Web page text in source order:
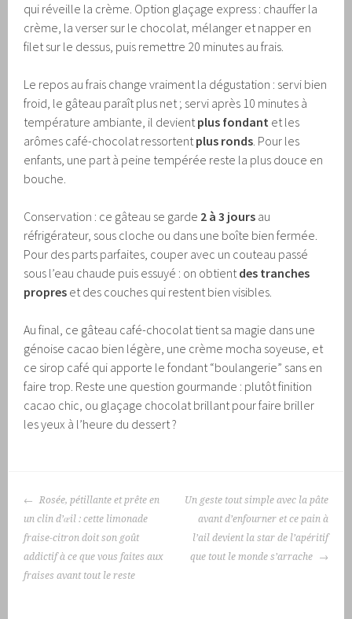
qui réveille la crème. Option glaçage express : chauffer la
crème, la verser sur le chocolat, mélanger et napper en
filet sur le dessus, puis remettre 20 minutes au frais.
Le repos au frais change vraiment la dégustation : servi bien
froid, le gâteau paraît plus net ; servi après 10 minutes à
température ambiante, il devient plus fondant et les
arômes café-chocolat ressortent plus ronds . Pour les
enfants, une part à peine tempérée reste la plus douce en
bouche.
Conservation : ce gâteau se garde 2 à 3 jours au
réfrigérateur, sous cloche ou dans une boîte bien fermée.
Pour des parts parfaites, couper avec un couteau passé
sous l’eau chaude puis essuyé : on obtient des tranches
propres et des couches qui restent bien visibles.
Au final, ce gâteau café-chocolat tient sa magie dans une
génoise cacao bien légère, une crème mocha soyeuse, et
ce sirop café qui apporte le fondant “boulangerie” sans en
faire trop. Reste une question gourmande : plutôt finition
cacao chic, ou glaçage chocolat brillant pour faire briller
les yeux à l’heure du dessert ?
NAVIGATION
DES
ARTICLES
Rosée, pétillante et prête en
un clin d’œil : cette limonade
fraise-citron doit son goût
addictif à ce que vous faites aux
fraises avant tout le reste
Un geste tout simple avec la pâte
avant d’enfourner et ce pain à
l’ail devient la star de l’apéritif
que tout le monde s’arrache